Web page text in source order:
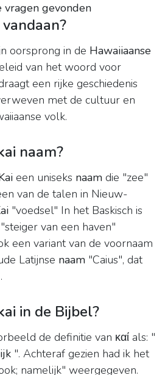
gevonden
oorsprong in de Hawaiiaanse
van het woord voor
​​een rijke geschiedenis
met de cultuur en
volk.
naam?
een uniseks naam die "zee"
van de talen in Nieuw-
"voedsel" In het Baskisch is
van een haven"
een variant van de voornaam
Latijnse naam "Caius", dat
in de Bijbel?
de definitie van καί als: "
". Achteraf gezien had ik het
namelijk" weergegeven.